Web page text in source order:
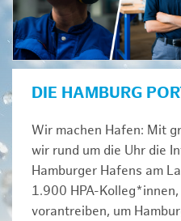
DIE HAMBURG
Wir machen Hafen: Mit
wir rund um die Uhr die
Hamburger Hafens am
1.900 HPA-
vorantreiben, um